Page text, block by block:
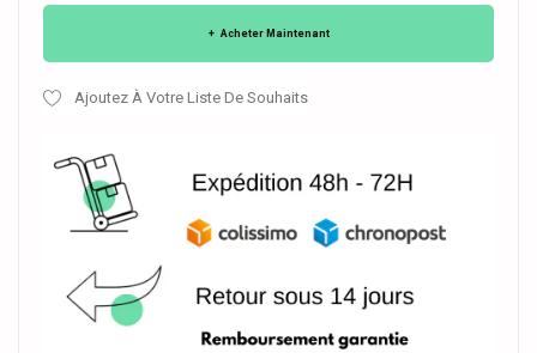
Acheter Maintenant
Ajoutez À Votre Liste De Souhaits